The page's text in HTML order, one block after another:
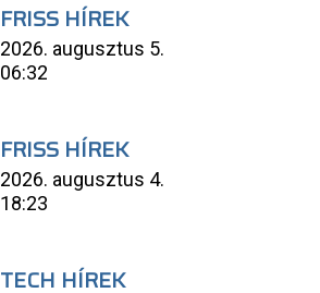
FRISS HÍREK
2026. augusztus 5.
06:32
FRISS HÍREK
2026. augusztus 4.
18:23
TECH HÍREK